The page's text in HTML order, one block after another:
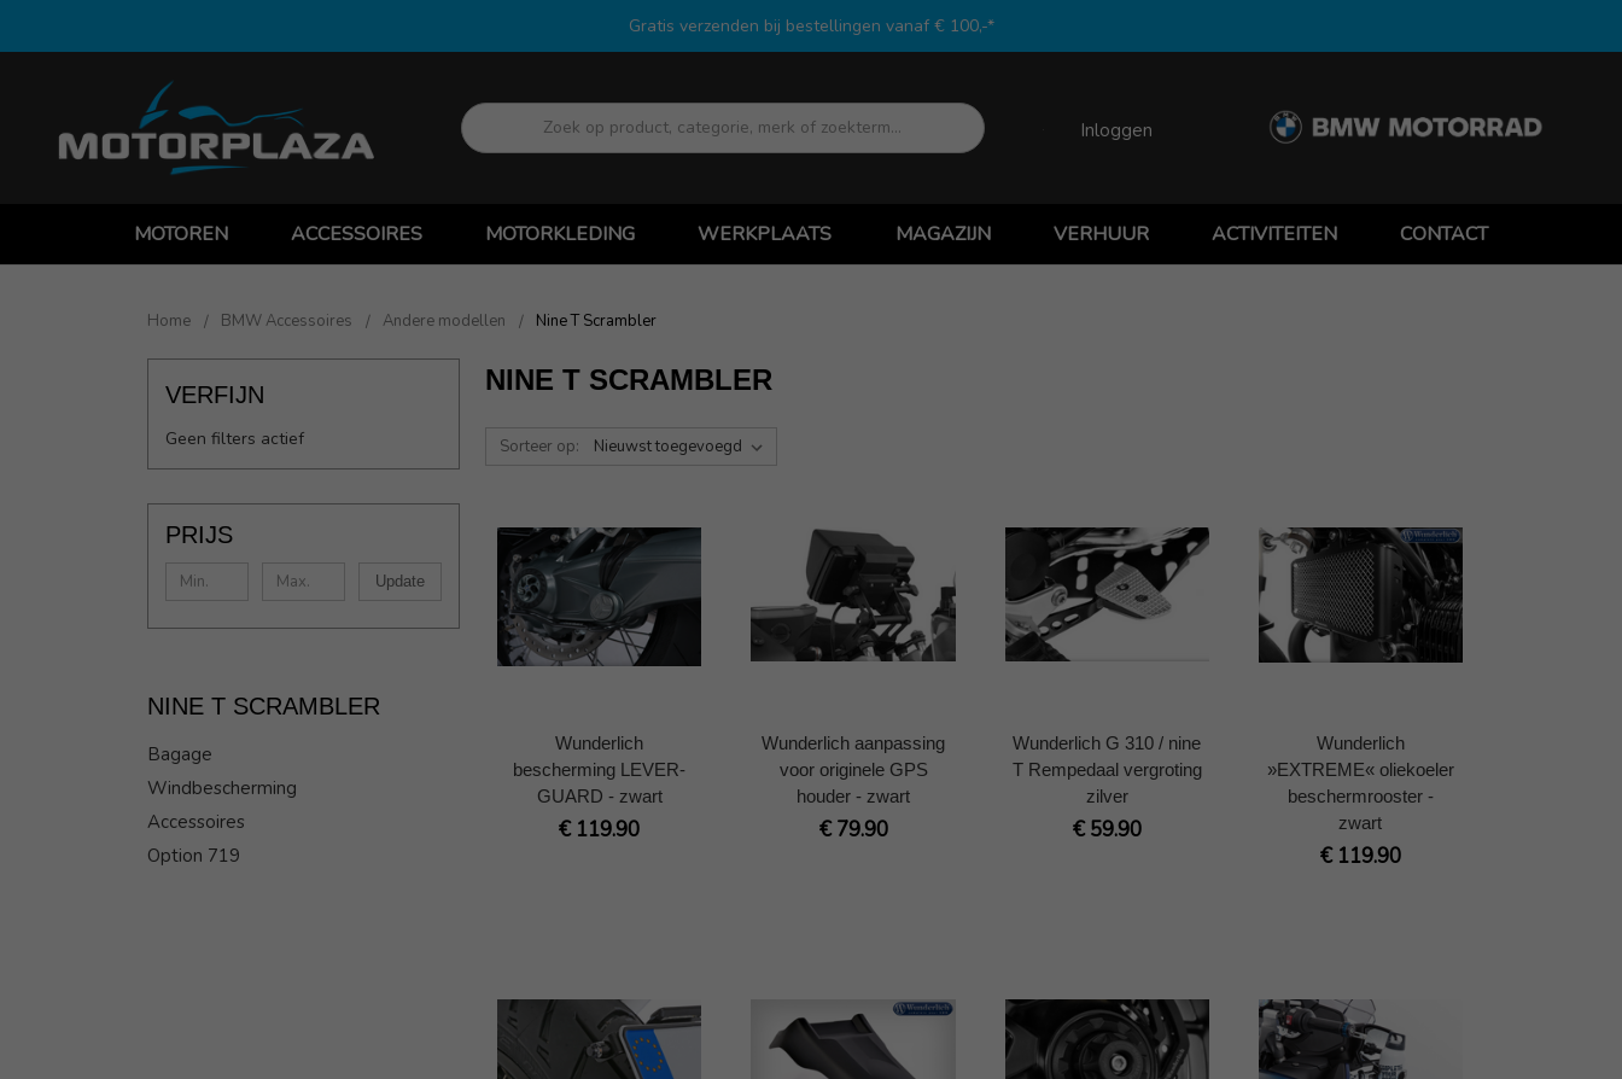
Gratis verzenden bij bestellingen vanaf € 100,-*
Zoek
Inloggen
MOTOREN ACCESSOIRES MOTORKLEDING WERKPLAATS MAGAZIJN VERHUUR ACTIVITEITEN CONTACT
Home BMW Accessoires Andere modellen Nine T Scrambler
VERFIJN
Geen filters actief
PRIJS
Update
NINE T SCRAMBLER
Bagage
Windbescherming
Accessoires
Option 719
NINE T SCRAMBLER
Sorteer op:
Wunderlich
bescherming LEVER-
GUARD - zwart
€ 119.90
Wunderlich aanpassing
voor originele GPS
houder - zwart
€ 79.90
Wunderlich G 310 / nine
T Rempedaal vergroting
zilver
€ 59.90
Wunderlich
»EXTREME« oliekoeler
beschermrooster -
zwart
€ 119.90